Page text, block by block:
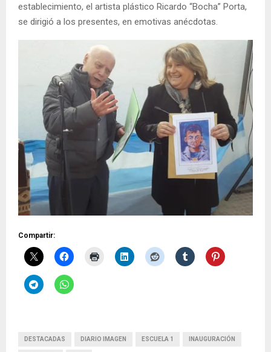
establecimiento, el artista plástico Ricardo “Bocha” Porta,
se dirigió a los presentes, en emotivas anécdotas.
Compartir:
DESTACADAS DIARIO IMAGEN ESCUELA 1 INAUGURACIÓN